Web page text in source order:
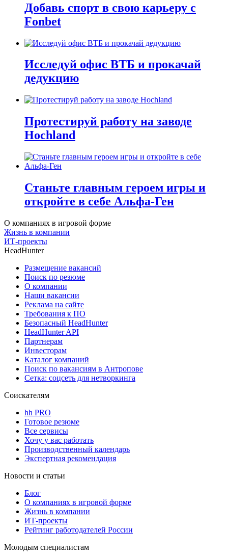
Добавь спорт в свою карьеру с
Fonbet
Исследуй офис ВТБ и прокачай
дедукцию
Протестируй работу на заводе
Hochland
Станьте главным героем игры и
откройте в себе Альфа-Ген
О компаниях в игровой форме
Жизнь в компании
ИТ-проекты
HeadHunter
Размещение вакансий
Поиск по резюме
О компании
Наши вакансии
Реклама на сайте
Требования к ПО
Безопасный HeadHunter
HeadHunter API
Партнерам
Инвесторам
Каталог компаний
Поиск по вакансиям в Антропове
Сетка: соцсеть для нетворкинга
Соискателям
hh PRO
Готовое резюме
Все сервисы
Хочу у вас работать
Производственный календарь
Экспертная рекомендация
Новости и статьи
Блог
О компаниях в игровой форме
Жизнь в компании
ИТ-проекты
Рейтинг работодателей России
Молодым специалистам